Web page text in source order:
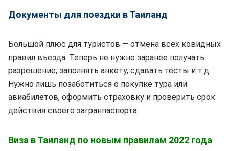
Документы для поездки в Таиланд
Большой плюс для туристов — отмена всех ковидных
правил въезда. Теперь не нужно заранее получать
разрешение, заполнять анкету, сдавать тесты и т.д.
Нужно лишь позаботиться о покупке тура или
авиабилетов, оформить страховку и проверить срок
действия своего загранпаспорта.
Виза в Таиланд по новым правилам 2022 года